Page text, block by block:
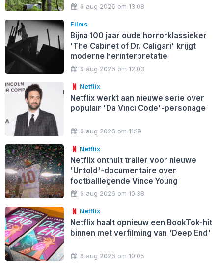
6 aug 2026 om 13:08
Films
Bijna 100 jaar oude horrorklassieker
'The Cabinet of Dr. Caligari' krijgt
moderne herinterpretatie
6 aug 2026 om 12:03
Netflix
Netflix werkt aan nieuwe serie over
populair 'Da Vinci Code'-personage
6 aug 2026 om 11:19
Netflix
Netflix onthult trailer voor nieuwe
'Untold'-documentaire over
footballlegende Vince Young
6 aug 2026 om 10:38
Netflix
Netflix haalt opnieuw een BookTok-hit
binnen met verfilming van 'Deep End'
6 aug 2026 om 10:05